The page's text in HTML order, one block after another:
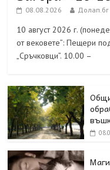
08.08.2026 Долап.бг
10 август 2026 г.
от вековете”: Пещери
„Сръчковци”. 10.00 –